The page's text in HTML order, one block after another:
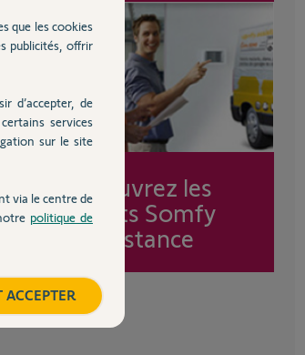
Découvrez les
forfaits Somfy
Assistance
que les cookies
publicités, offrir
d’accepter, de
services
sur le site
via le centre de
politique de
ACCEPTER